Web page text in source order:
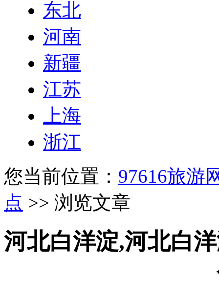
东北
河南
新疆
江苏
上海
浙江
您当前位置： 97616旅游
点 >> 浏览文章
河北白洋淀,河北白